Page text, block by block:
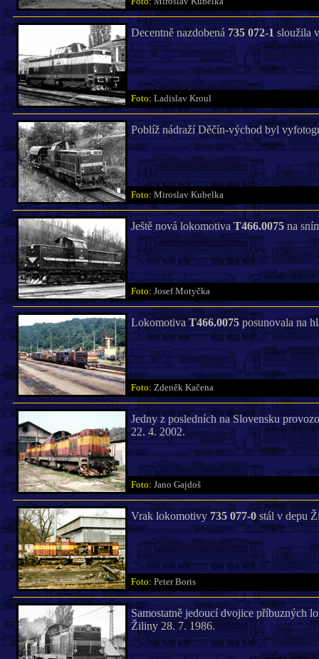
Decentně nazdobená 735 072-1sloužila
Foto: Ladislav Kroul
Poblíž nádraží Děčín-východ byl
Foto: Miroslav Kubelka
Ještě nová lokomotiva T466.0075na
Foto: Josef Motyčka
Lokomotiva T466.0075posunovala na
Foto: Zdeněk Kačena
Jedny z posledních na Slovensku
22. 4. 2002.
Foto: Jano Gajdoš
Vrak lokomotivy 735 077-0stál v depu
Foto: Peter Boris
Samostatně jedoucí dvojice příbuzných
Žiliny 28. 7. 1986.